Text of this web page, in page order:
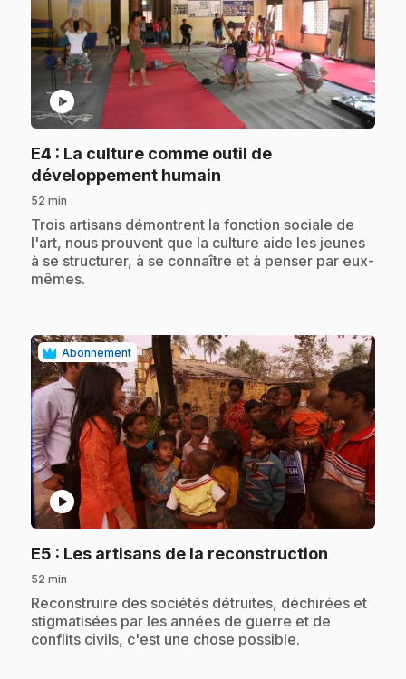
play_circle
E4 : La culture comme outil de
développement humain
52 min
.Trois artisans démontrent la fonction sociale de
l'art, nous prouvent que la culture aide les jeunes
à se structurer, à se connaître et à penser par eux-
mêmes.
Abonnement
play_circle
E5 : Les artisans de la reconstruction
52 min
.Reconstruire des sociétés détruites, déchirées et
stigmatisées par les années de guerre et de
conflits civils, c'est une chose possible.